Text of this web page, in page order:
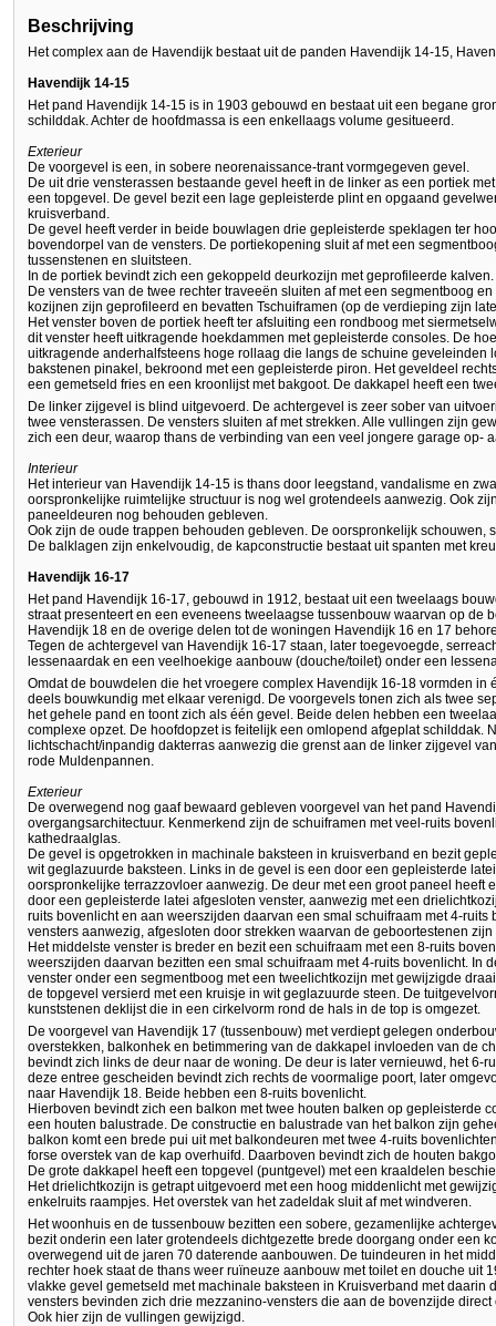
Beschrijving
Het complex aan de Havendijk bestaat uit de panden Havendijk 14-15,
Havendijk 14-15
Het pand Havendijk 14-15 is in 1903 gebouwd en bestaat uit een begane
schilddak. Achter de hoofdmassa is een enkellaags volume gesitueerd.
Exterieur
De voorgevel is een, in sobere neorenaissance-trant vormgegeven gevel.
De uit drie vensterassen bestaande gevel heeft in de linker as een portiek
een topgevel. De gevel bezit een lage gepleisterde plint en opgaand
kruisverband.
De gevel heeft verder in beide bouwlagen drie gepleisterde speklagen ter
bovendorpel van de vensters. De portiekopening sluit af met een
tussenstenen en sluitsteen.
In de portiek bevindt zich een gekoppeld deurkozijn met geprofileerde
De vensters van de twee rechter traveeën sluiten af met een segmentboog
kozijnen zijn geprofileerd en bevatten Tschuiframen (op de verdieping zijn
Het venster boven de portiek heeft ter afsluiting een rondboog met
dit venster heeft uitkragende hoekdammen met gepleisterde consoles. De
uitkragende anderhalfsteens hoge rollaag die langs de schuine geveleinden
bakstenen pinakel, bekroond met een gepleisterde piron. Het geveldeel
een gemetseld fries en een kroonlijst met bakgoot. De dakkapel heeft een
De linker zijgevel is blind uitgevoerd. De achtergevel is zeer sober van
twee vensterassen. De vensters sluiten af met strekken. Alle vullingen zijn
zich een deur, waarop thans de verbinding van een veel jongere garage op-
Interieur
Het interieur van Havendijk 14-15 is thans door leegstand, vandalisme en
oorspronkelijke ruimtelijke structuur is nog wel grotendeels aanwezig. Ook
paneeldeuren nog behouden gebleven.
Ook zijn de oude trappen behouden gebleven. De oorspronkelijk schouwen,
De balklagen zijn enkelvoudig, de kapconstructie bestaat uit spanten met
Havendijk 16-17
Het pand Havendijk 16-17, gebouwd in 1912, bestaat uit een tweelaags
straat presenteert en een eveneens tweelaagse tussenbouw waarvan op de
Havendijk 18 en de overige delen tot de woningen Havendijk 16 en 17
Tegen de achtergevel van Havendijk 16-17 staan, later toegevoegde,
lessenaardak en een veelhoekige aanbouw (douche/toilet) onder een
Omdat de bouwdelen die het vroegere complex Havendijk 16-18 vormden in
deels bouwkundig met elkaar verenigd. De voorgevels tonen zich als twee
het gehele pand en toont zich als één gevel. Beide delen hebben een
complexe opzet. De hoofdopzet is feitelijk een omlopend afgeplat schilddak.
lichtschacht/inpandig dakterras aanwezig die grenst aan de linker zijgevel
rode Muldenpannen.
Exterieur
De overwegend nog gaaf bewaard gebleven voorgevel van het pand
overgangsarchitectuur. Kenmerkend zijn de schuiframen met veel-ruits
kathedraalglas.
De gevel is opgetrokken in machinale baksteen in kruisverband en bezit
wit geglazuurde baksteen. Links in de gevel is een door een gepleisterde
oorspronkelijke terrazzovloer aanwezig. De deur met een groot paneel heeft
door een gepleisterde latei afgesloten venster, aanwezig met een
ruits bovenlicht en aan weerszijden daarvan een smal schuifraam met 4-
vensters aanwezig, afgesloten door strekken waarvan de geboortestenen
Het middelste venster is breder en bezit een schuifraam met een 8-ruits
weerszijden daarvan bezitten een smal schuifraam met 4-ruits bovenlicht. In
venster onder een segmentboog met een tweelichtkozijn met gewijzigde
de topgevel versierd met een kruisje in wit geglazuurde steen. De
kunststenen deklijst die in een cirkelvorm rond de hals in de top is omgezet.
De voorgevel van Havendijk 17 (tussenbouw) met verdiept gelegen
overstekken, balkonhek en betimmering van de dakkapel invloeden van de
bevindt zich links de deur naar de woning. De deur is later vernieuwd, het 6-
deze entree gescheiden bevindt zich rechts de voormalige poort, later
naar Havendijk 18. Beide hebben een 8-ruits bovenlicht.
Hierboven bevindt zich een balkon met twee houten balken op gepleisterde
een houten balustrade. De constructie en balustrade van het balkon zijn
balkon komt een brede pui uit met balkondeuren met twee 4-ruits
forse overstek van de kap overhuifd. Daarboven bevindt zich de houten
De grote dakkapel heeft een topgevel (puntgevel) met een kraaldelen
Het drielichtkozijn is getrapt uitgevoerd met een hoog middenlicht met
enkelruits raampjes. Het overstek van het zadeldak sluit af met windveren.
Het woonhuis en de tussenbouw bezitten een sobere, gezamenlijke
bezit onderin een later grotendeels dichtgezette brede doorgang onder een
overwegend uit de jaren 70 daterende aanbouwen. De tuindeuren in het
rechter hoek staat de thans weer ruïneuze aanbouw met toilet en douche uit
vlakke gevel gemetseld met machinale baksteen in Kruisverband met daarin
vensters bevinden zich drie mezzanino-vensters die aan de bovenzijde
Ook hier zijn de vullingen gewijzigd.